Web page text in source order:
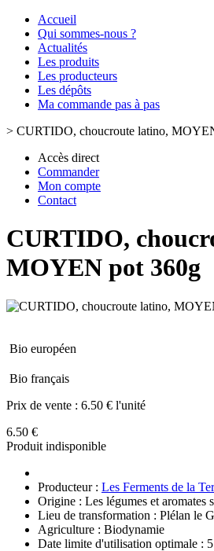
Accueil
Qui sommes-nous ?
Actualités
Les produits
Les producteurs
Les dépôts
Ma commande pas à pas
> CURTIDO, choucroute latino,
Accès direct
Commander
Mon compte
Contact
CURTIDO,
MOYEN pot 360g
Bio européen
Bio français
Prix de vente : 6.50 € l'unité
6.50 €
Produit indisponible
Producteur : Les Ferments de la
Origine : Les légumes et aromates
Lieu de transformation : Plélan le
Agriculture : Biodynamie
Date limite d'utilisation optimale :